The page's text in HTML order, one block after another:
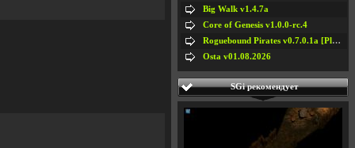
Big Walk v1.4.7a
Core of Genesis v1.0.0-rc.4
Roguebound Pirates v0.7.0.1a [Playtest]
Osta v01.08.2026
SGi рекомендует